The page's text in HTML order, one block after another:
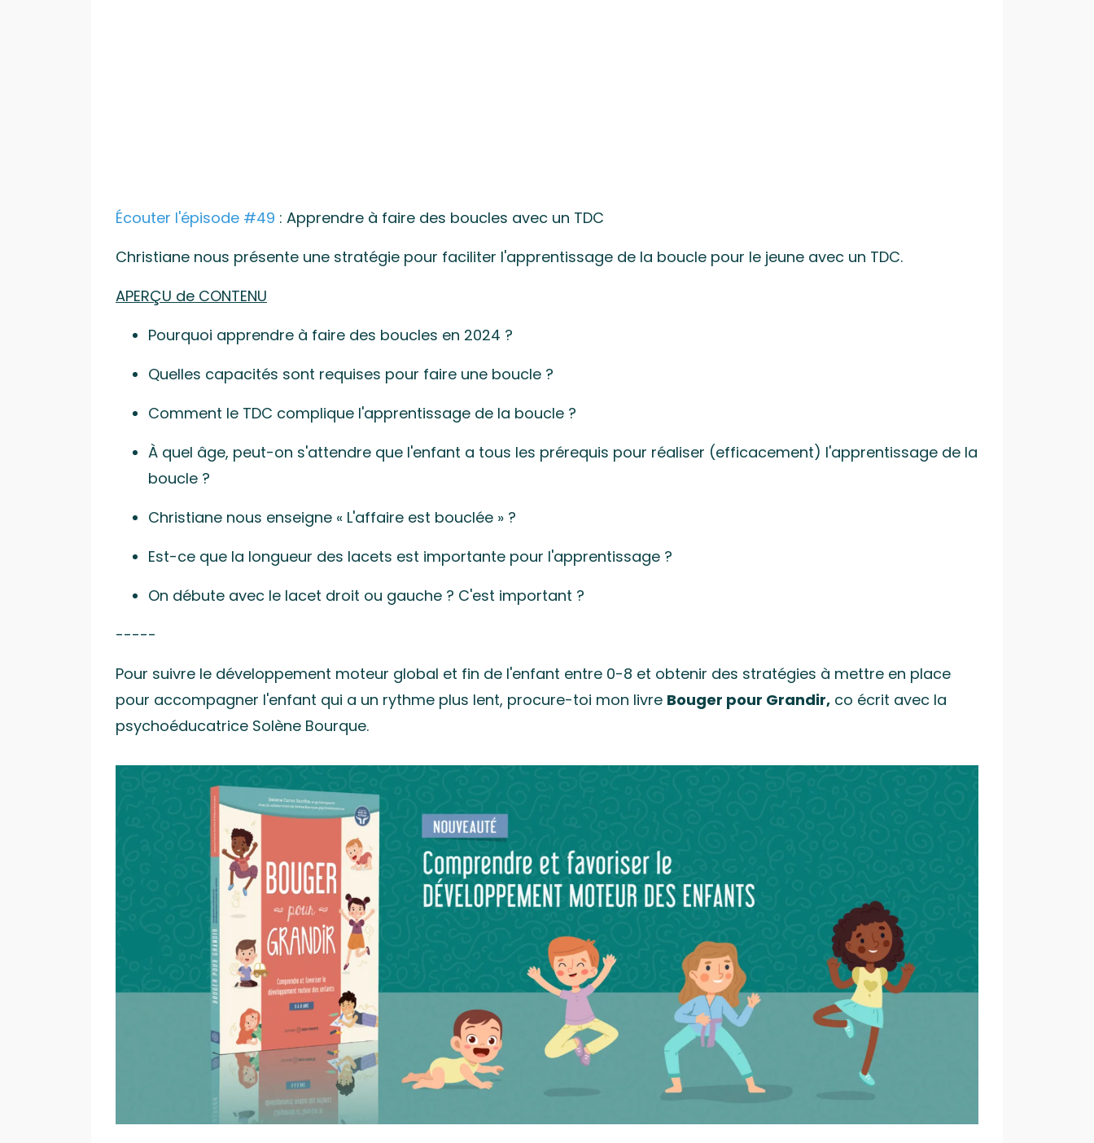
Écouter l'épisode #49 : Apprendre à faire des boucles avec un TDC
Christiane nous présente une stratégie pour faciliter l'apprentissage de la boucle pour le jeune avec un TDC.
APERÇU de CONTENU
Pourquoi apprendre à faire des boucles en 2024 ?
Quelles capacités sont requises pour faire une boucle ?
Comment le TDC complique l'apprentissage de la boucle ?
À quel âge, peut-on s'attendre que l'enfant a tous les prérequis pour réaliser (efficacement) l'apprentissage de la
boucle ?
Christiane nous enseigne « L'affaire est bouclée » ?
Est-ce que la longueur des lacets est importante pour l'apprentissage ?
On débute avec le lacet droit ou gauche ? C'est important ?
-----
Pour suivre le développement moteur global et fin de l'enfant entre 0-8 et obtenir des stratégies à mettre en place
pour accompagner l'enfant qui a un rythme plus lent, procure-toi mon livre Bouger pour Grandir, co écrit avec la
psychoéducatrice Solène Bourque.